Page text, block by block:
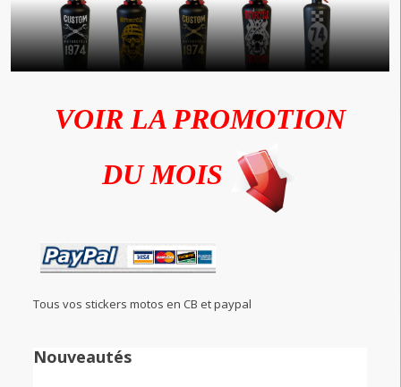
VOIR LA PROMOTION
DU MOIS
Tous vos stickers motos en CB et paypal
Nouveautés